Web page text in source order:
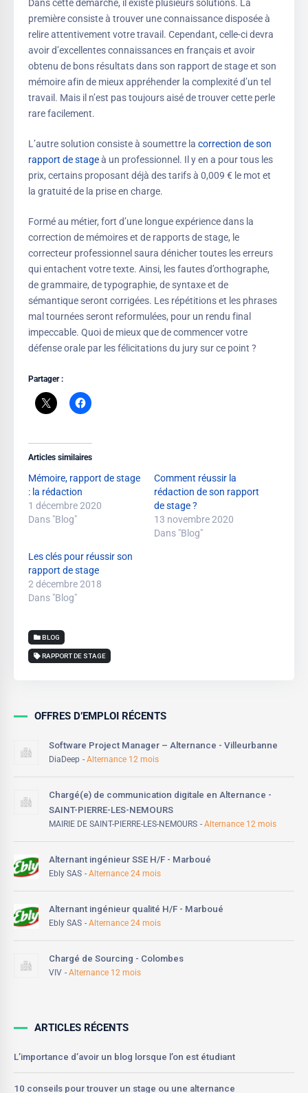
Dans cette démarche, il existe plusieurs solutions. La
première consiste à trouver une connaissance disposée à
relire attentivement votre travail. Cependant, celle-ci devra
avoir d’excellentes connaissances en français et avoir
obtenu de bons résultats dans son rapport de stage et son
mémoire afin de mieux appréhender la complexité d’un tel
travail. Mais il n’est pas toujours aisé de trouver cette perle
rare facilement.
L’autre solution consiste à soumettre la correction de son
rapport de stageà un professionnel. Il y en a pour tous les
prix, certains proposant déjà des tarifs à 0,009 € le mot et
la gratuité de la prise en charge.
Formé au métier, fort d’une longue expérience dans la
correction de mémoires et de rapports de stage, le
correcteur professionnel saura dénicher toutes les erreurs
qui entachent votre texte. Ainsi, les fautes d’orthographe,
de grammaire, de typographie, de syntaxe et de
sémantique seront corrigées. Les répétitions et les phrases
mal tournées seront reformulées, pour un rendu final
impeccable. Quoi de mieux que de commencer votre
défense orale par les félicitations du jury sur ce point ?
Partager :
Articles similaires
Mémoire, rapport de stage
: la rédaction
1 décembre 2020
Dans "Blog"
Comment réussir la
rédaction de son rapport
de stage ?
13 novembre 2020
Dans "Blog"
Les clés pour réussir son
rapport de stage
2 décembre 2018
Dans "Blog"
BLOG
RAPPORT DE STAGE
OFFRES D’EMPLOI RÉCENTS
Software Project Manager – Alternance - Villeurbanne
DiaDeep Alternance 12 mois
Chargé(e) de communication digitale en Alternance -
SAINT-PIERRE-LES-NEMOURS
MAIRIE DE SAINT-PIERRE-LES-NEMOURS Alternance 12 mois
Alternant ingénieur SSE H/F - Marboué
Ebly SAS Alternance 24 mois
Alternant ingénieur qualité H/F - Marboué
Ebly SAS Alternance 24 mois
Chargé de Sourcing - Colombes
VIV Alternance 12 mois
ARTICLES RÉCENTS
L’importance d’avoir un blog lorsque l’on est étudiant
10 conseils pour trouver un stage ou une alternance